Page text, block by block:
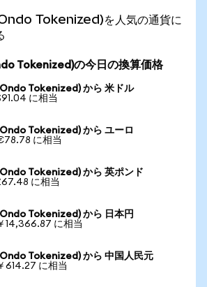
Tokenized)を人気の通貨に
Tokenized)の今日の換算価格
Tokenized) から 米ドル
に相当
Tokenized) から ユーロ
に相当
Tokenized) から 英ポンド
に相当
Tokenized) から 日本円
14,366.87 に相当
Tokenized) から 中国人民元
614.27 に相当